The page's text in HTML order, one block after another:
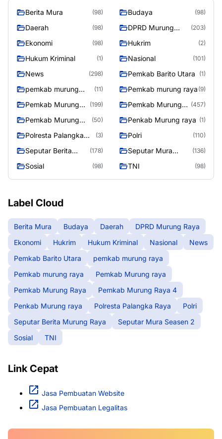
Berita Mura (98) Budaya (98)
Daerah (98)
DPRD Murung
(203)
Ekonomi (98) Hukrim (2)
Hukum Kriminal (1) Nasional (101)
News (298) Pemkab Barito Utara (1)
pemkab murung
(11) Pemkab murung raya (9)
Pemkab Murung
(199)
Pemkab Murung
(457)
Pemkab Murung
(50) Penkab Murung raya (1)
Polresta Palangka
(3) Polri (110)
Seputar Berita
(178)
Seputar Mura
(136)
Sosial (98) TNI (98)
Label Cloud
Berita Mura Budaya Daerah
DPRD Murung Raya
Ekonomi
Hukrim Hukum Kriminal Nasional
News
Pemkab Barito Utara
pemkab murung raya
Pemkab murung raya
Pemkab Murung raya
Pemkab Murung Raya
Pemkab Murung Raya 4
Penkab Murung raya
Polresta Palangka Raya
Polri
Seputar Berita Murung Raya
Seputar Mura Seasen 2
Sosial
TNI
Link Cepat
Jasa Pembuatan Website
Jasa Pembuatan Legalitas